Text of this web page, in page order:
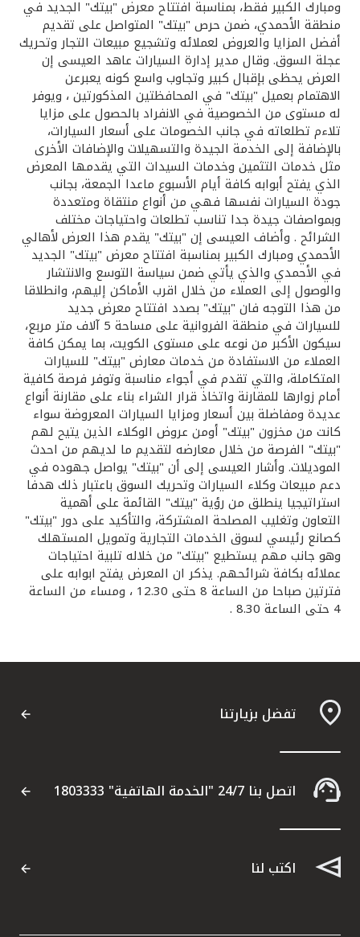
اتصل بنا
مواقع الفروع وأجهزة الصرف الآلي
ألمانيا
ماليزيا
تركيا
مصر
المملكة المتحدة
مملكة البحرين
ومبارك الكبير فقط، بمناسبة افتتاح معرض "بيتك" الجديد في
منطقة الأحمدي، ضمن حرص "بيتك" المتواصل على تقديم
أفضل المزايا والعروض لعملائه وتشجيع مبيعات التجار وتحريك
عجلة السوق. وقال مدير إدارة السيارات عاهد العيسى إن
العرض يحظى بإقبال كبير وتجاوب واسع كونه يعبرعن
الاهتمام بعميل "بيتك" في المحافظتين المذكورتين ، ويوفر
له مستوى من الخصوصية في الانفراد بالحصول على مزايا
تلاءم تطلعاته في جانب الخصومات على أسعار السيارات،
بالإضافة إلى الخدمة الجيدة والتسهيلات والإضافات الأخرى
مثل خدمات التثمين وخدمات السيدات التي يقدمها المعرض
الذي يفتح أبوابه كافة أيام الأسبوع ماعدا الجمعة، بجانب
جودة السيارات نفسها فهي من أنواع منتقاة ومتعددة
وبمواصفات جيدة جدا تناسب تطلعات واحتياجات مختلف
الشرائح . وأضاف العيسى إن "بيتك" يقدم هذا العرض لأهالي
الأحمدي ومبارك الكبير بمناسبة افتتاح معرض "بيتك" الجديد
في الأحمدي والذي يأتي ضمن سياسة التوسع والانتشار
والوصول إلى العملاء من خلال اقرب الأماكن إليهم، وانطلاقا
من هذا التوجه فان "بيتك" بصدد افتتاح معرض جديد
للسيارات في منطقة الفروانية على مساحة 5 آلاف متر مربع،
سيكون الأكبر من نوعه على مستوى الكويت، بما يمكن كافة
العملاء من الاستفادة من خدمات معارض "بيتك" للسيارات
المتكاملة، والتي تقدم في أجواء مناسبة وتوفر فرصة كافية
أمام زوارها للمقارنة واتخاذ قرار الشراء بناء على مقارنة أنواع
عديدة ومفاضلة بين أسعار ومزايا السيارات المعروضة سواء
كانت من مخزون "بيتك" أومن عروض الوكلاء الذين يتيح لهم
"بيتك" الفرصة من خلال معارضه لتقديم ما لديهم من احدث
الموديلات. وأشار العيسى إلى أن "بيتك" يواصل جهوده في
دعم مبيعات وكلاء السيارات وتحريك السوق باعتبار ذلك هدفا
استراتيجيا ينطلق من رؤية "بيتك" القائمة على أهمية
التعاون وتغليب المصلحة المشتركة، والتأكيد على دور "بيتك"
كصانع رئيسي لسوق الخدمات التجارية وتمويل المستهلك
وهو جانب مهم يستطيع "بيتك" من خلاله تلبية احتياجات
عملائه بكافة شرائحهم. يذكر ان المعرض يفتح ابوابه على
فترتين صباحا من الساعة 8 حتى 12.30 ، ومساء من الساعة
4 حتى الساعة 8.30 .
تفضل بزيارتنا
اتصل بنا 24/7 "الخدمة الهاتفية" 1803333
اكتب لنا